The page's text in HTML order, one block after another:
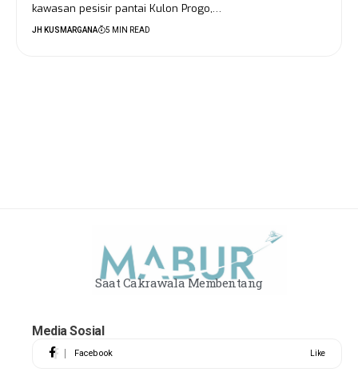
kawasan pesisir pantai Kulon Progo,…
JH KUSMARGANA 5 MIN READ
Saat Cakrawala Membentang
Media Sosial
Facebook Like